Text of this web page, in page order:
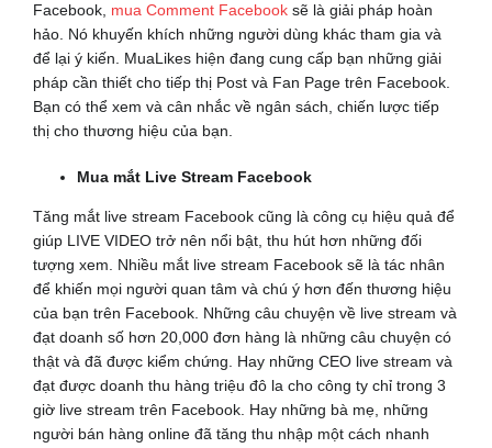
Facebook, mua Comment Facebooksẽ là giải pháp hoàn
hảo. Nó khuyến khích những người dùng khác tham gia và
để lại ý kiến. MuaLikes hiện đang cung cấp bạn những giải
pháp cần thiết cho tiếp thị Post và Fan Page trên Facebook.
Bạn có thể xem và cân nhắc về ngân sách, chiến lược tiếp
thị cho thương hiệu của bạn.
Mua mắt Live Stream Facebook
Tăng mắt live stream Facebook cũng là công cụ hiệu quả để
giúp LIVE VIDEO trở nên nổi bật, thu hút hơn những đối
tượng xem. Nhiều mắt live stream Facebook sẽ là tác nhân
để khiến mọi người quan tâm và chú ý hơn đến thương hiệu
của bạn trên Facebook. Những câu chuyện về live stream và
đạt doanh số hơn 20,000 đơn hàng là những câu chuyện có
thật và đã được kiểm chứng. Hay những CEO live stream và
đạt được doanh thu hàng triệu đô la cho công ty chỉ trong 3
giờ live stream trên Facebook. Hay những bà mẹ, những
người bán hàng online đã tăng thu nhập một cách nhanh